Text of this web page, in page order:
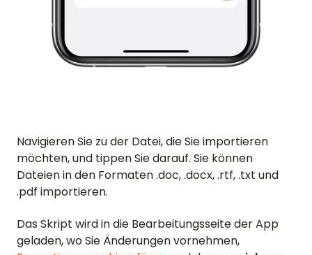
STARTSEITE
Navigieren Sie zu der Datei, die Sie importieren
möchten, und tippen Sie darauf. Sie können
Dateien in den Formaten .doc, .docx, .rtf, .txt und
.pdf importieren.
Das Skript wird in die Bearbeitungsseite der App
geladen, wo Sie Änderungen vornehmen,